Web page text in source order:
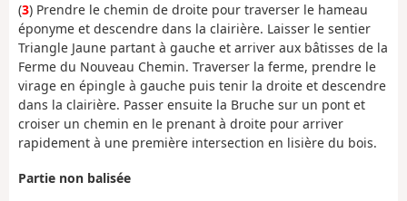
(3) Prendre le chemin de droite pour traverser le hameau
éponyme et descendre dans la clairière. Laisser le sentier
Triangle Jaune partant à gauche et arriver aux bâtisses de la
Ferme du Nouveau Chemin. Traverser la ferme, prendre le
virage en épingle à gauche puis tenir la droite et descendre
dans la clairière. Passer ensuite la Bruche sur un pont et
croiser un chemin en le prenant à droite pour arriver
rapidement à une première intersection en lisière du bois.
Partie non balisée